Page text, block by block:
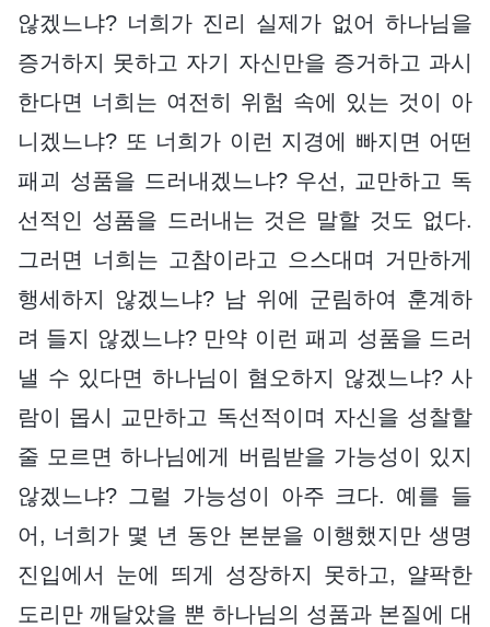
않겠느냐? 너희가 진리 실제가 없어 하나님을
증거하지 못하고 자기 자신만을 증거하고 과시
한다면 너희는 여전히 위험 속에 있는 것이 아
니겠느냐? 또 너희가 이런 지경에 빠지면 어떤
패괴 성품을 드러내겠느냐? 우선, 교만하고 독
선적인 성품을 드러내는 것은 말할 것도 없다.
그러면 너희는 고참이라고 으스대며 거만하게
행세하지 않겠느냐? 남 위에 군림하여 훈계하
려 들지 않겠느냐? 만약 이런 패괴 성품을 드러
낼 수 있다면 하나님이 혐오하지 않겠느냐? 사
람이 몹시 교만하고 독선적이며 자신을 성찰할
줄 모르면 하나님에게 버림받을 가능성이 있지
않겠느냐? 그럴 가능성이 아주 크다. 예를 들
어, 너희가 몇 년 동안 본분을 이행했지만 생명
진입에서 눈에 띄게 성장하지 못하고, 얄팍한
도리만 깨달았을 뿐 하나님의 성품과 본질에 대